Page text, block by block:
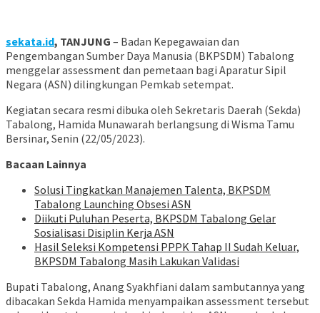
sekata.id, TANJUNG – Badan Kepegawaian dan
Pengembangan Sumber Daya Manusia (BKPSDM) Tabalong
menggelar assessment dan pemetaan bagi Aparatur Sipil
Negara (ASN) dilingkungan Pemkab setempat.
Kegiatan secara resmi dibuka oleh Sekretaris Daerah (Sekda)
Tabalong, Hamida Munawarah berlangsung di Wisma Tamu
Bersinar, Senin (22/05/2023).
Bacaan Lainnya
Solusi Tingkatkan Manajemen Talenta, BKPSDM
Tabalong Launching Obsesi ASN
Diikuti Puluhan Peserta, BKPSDM Tabalong Gelar
Sosialisasi Disiplin Kerja ASN
Hasil Seleksi Kompetensi PPPK Tahap II Sudah Keluar,
BKPSDM Tabalong Masih Lakukan Validasi
Bupati Tabalong, Anang Syakhfiani dalam sambutannya yang
dibacakan Sekda Hamida menyampaikan assessment tersebut